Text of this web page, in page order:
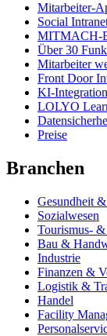
Mitarbeiter-
Social
MITMACH-
Über 30
Mitarbeiter
Front Door
KI-Integration
LOLYO
Preise
Branchen
Gesundheit
Sozialwesen
Tourismus-
Bau &
Industrie
Finanzen &
Logistik &
Handel
Facility